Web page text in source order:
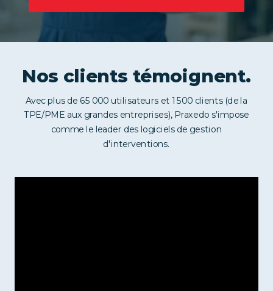
Nos clients témoignent.
Avec plus de 65 000 utilisateurs et 1 500 clients (de la
TPE/PME aux grandes entreprises), Praxedo s'impose
comme le leader des logiciels de gestion
d'interventions.